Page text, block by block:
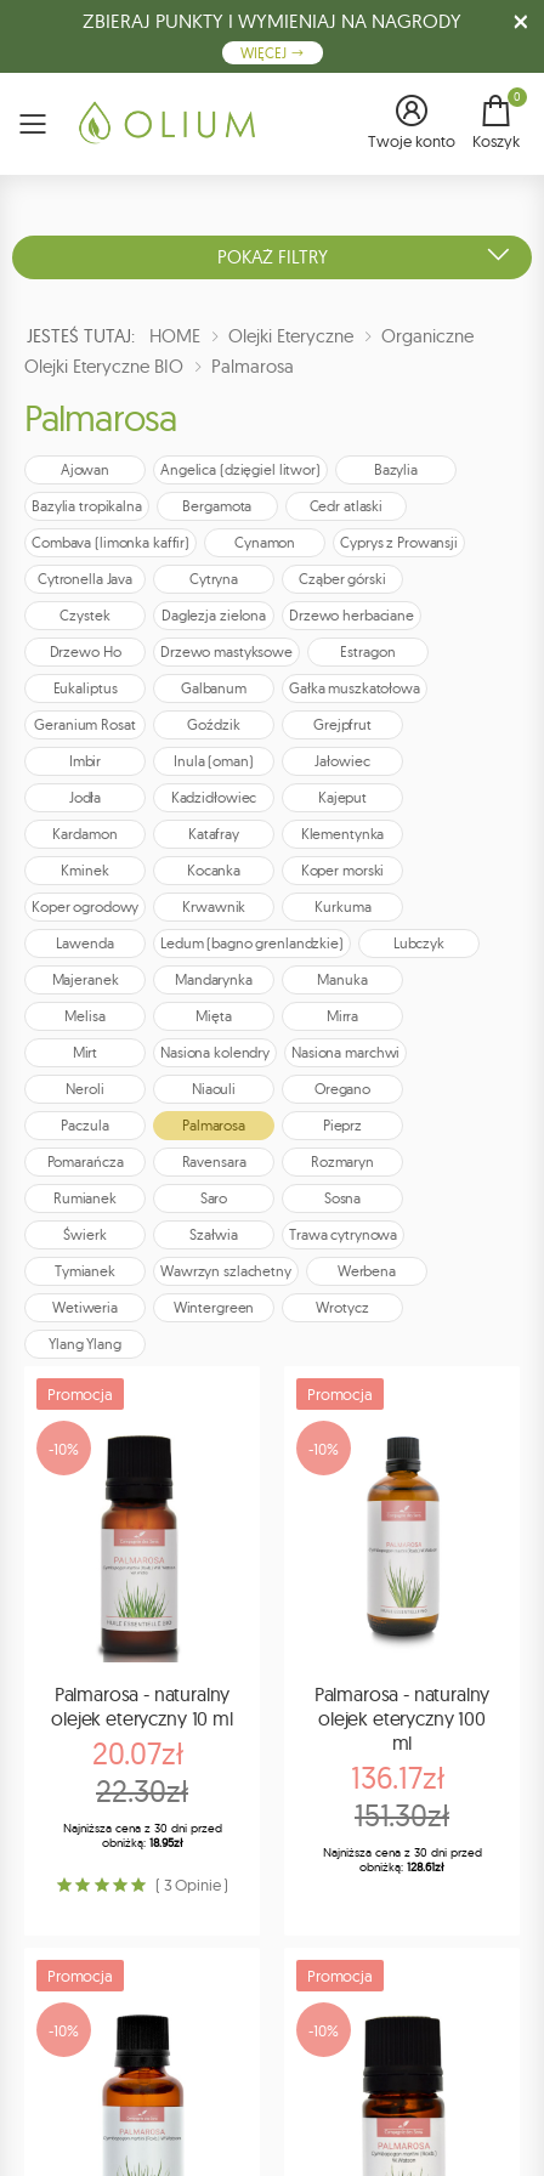
ZBIERAJ PUNKTY I WYMIENIAJ NA NAGRODY
WIĘCEJ
Menu Twoje konto
0
Koszyk
POKAŻ FILTRY
JESTEŚ TUTAJ: HOME Olejki Eteryczne
Organiczne
Olejki Eteryczne BIO
Palmarosa
Palmarosa
Ajowan Angelica (dzięgiel litwor)
Bazylia
Bazylia tropikalna
Bergamota
Cedr atlaski
Combava (limonka kaffir)
Cynamon
Cyprys z Prowansji
Cytronella Java
Cytryna
Cząber górski
Czystek
Daglezja zielona
Drzewo herbaciane
Drzewo Ho
Drzewo mastyksowe
Estragon
Eukaliptus
Galbanum
Gałka muszkatołowa
Geranium Rosat
Goździk
Grejpfrut
Imbir
Inula (oman)
Jałowiec
Jodła
Kadzidłowiec
Kajeput
Kardamon
Katafray
Klementynka
Kminek
Kocanka
Koper morski
Koper ogrodowy
Krwawnik
Kurkuma
Lawenda
Ledum (bagno grenlandzkie)
Lubczyk
Majeranek
Mandarynka
Manuka
Melisa
Mięta
Mirra
Mirt
Nasiona kolendry
Nasiona marchwi
Neroli
Niaouli
Oregano
Paczula
Palmarosa
Pieprz
Pomarańcza
Ravensara
Rozmaryn
Rumianek
Saro
Sosna
Świerk
Szałwia
Trawa cytrynowa
Tymianek
Wawrzyn szlachetny
Werbena
Wetiweria
Wintergreen
Wrotycz
Ylang Ylang
Promocja
-10%
Palmarosa - naturalny
olejek eteryczny 10 ml
20.07zł
22.30zł
Najniższa cena z 30 dni przed
obniżką: 18.95zł
( 3 Opinie )
Promocja
-10%
Palmarosa - naturalny
olejek eteryczny 100
ml
136.17zł
151.30zł
Najniższa cena z 30 dni przed
obniżką: 128.61zł
Promocja
-10%
Promocja
-10%